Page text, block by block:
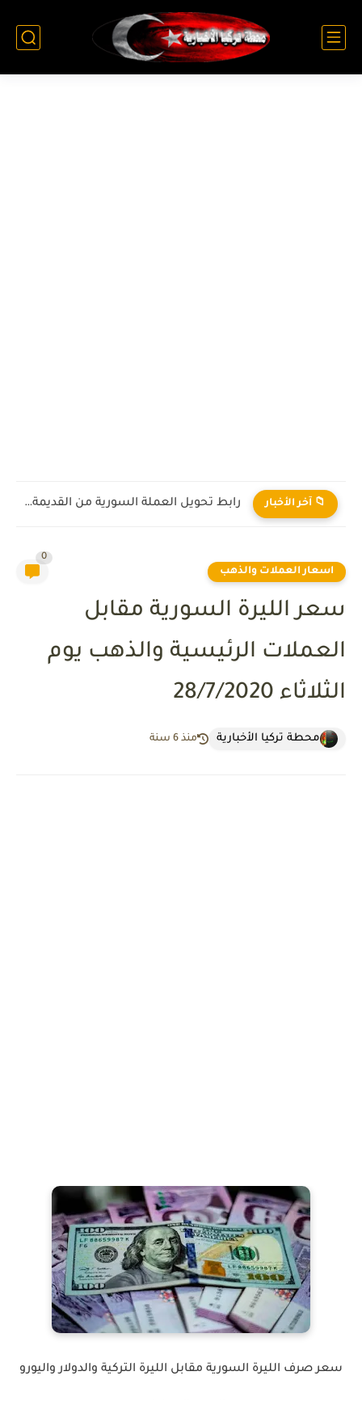
📁 آخر الأخبار رابط تحويل العملة السورية من القديمة إلى الجديدة 2026
اسعار العملات والذهب
0
سعر الليرة السورية مقابل
العملات الرئيسية والذهب يوم
الثلاثاء 28/7/2020
محطة تركيا الأخبارية منذ 6 سنة
سعر صرف الليرة السورية مقابل الليرة التركية والدولار واليورو